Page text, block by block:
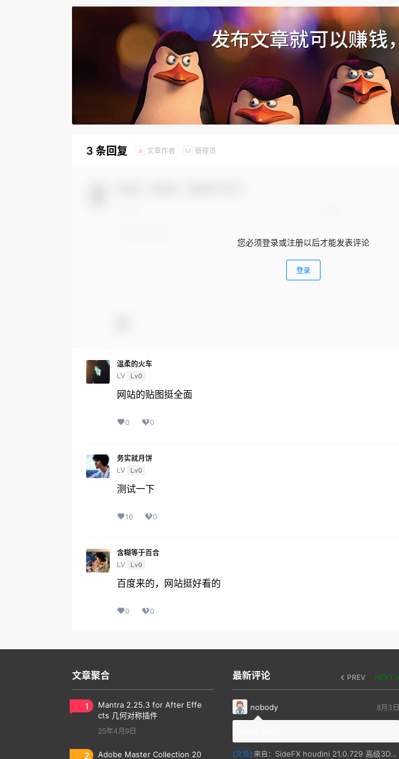
3 条回复 A 文章作者 M 管理员
您必须登录或注册以后才能发表评论
登录
温柔的火车
LV Lv0
网站的贴图挺全面
0 0
务实就月饼
LV Lv0
测试一下
16 0
含糊等于百合
LV Lv0
百度来的，网站挺好看的
0 0
文章聚合
1
Mantra 2.25.3 for After Effe
cts 几何对称插件
25年4月9日
2 Adobe Master Collection 20
最新评论 PREV NEXT
nobody 8月3日
[文章] 来自： SideFX houdini 21.0.729 高级3D特效软件